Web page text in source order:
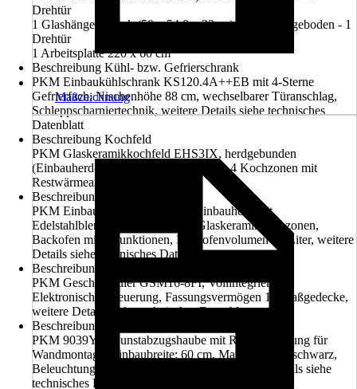
Drehtür
1 Glashängeschrank (50 x 54,8 x 32cm) mit 1 Einlegeboden - 1
Drehtür
1 Arbeitsplatte 220 x 60 cm
Beschreibung Kühl- bzw. Gefrierschrank
PKM Einbaukühlschrank KS120.4A++EB mit 4-Sterne
Gefrierfach, Nischenhöhe 88 cm, wechselbarer Türanschlag,
Schleppscharniertechnik, weitere Details siehe technisches
Datenblatt
Beschreibung Kochfeld
PKM Glaskeramikkochfeld EHS3IX, herdgebunden
(Einbauherd-Set EHS3IX), rahmenlos, 4 Kochzonen mit
Restwärmeanzeige
Beschreibung Einbau-Herd-Set
PKM Einbauherd-Set EHS3IX, Einbauherd mit
Edelstahlblende, Kochfeld mit 4 Glaskeramikkochzonen,
Backofen mit 3 Funktionen, Backofenvolumen 65 Liter, weitere
Details siehe technisches Datenblatt
Beschreibung Geschirrspüler
PKM Geschirrspüler GSM16-8FI, Vollintegriert mit
Elektronischer Steuerung, Fassungsvermögen 16 Maßgedecke,
weitere Details siehe technisches Datenblatt
Beschreibung Dunstabzugshaube
PKM 9039Y1, Dunstabzugshaube mit Randabsaugung für
Wandmontage, Einbaubreite: 60 cm, Material: Glas schwarz,
Beleuchtungssystem: LED, 2x 1 Watt, weitere Details siehe
technisches Datenblatt
Maßzeichnung